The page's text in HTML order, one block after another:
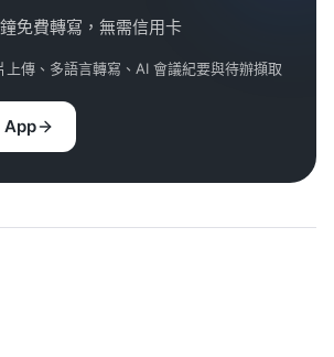
免費轉寫，無需信用卡
上傳、多語言轉寫、AI 會議紀要與待辦擷取
App